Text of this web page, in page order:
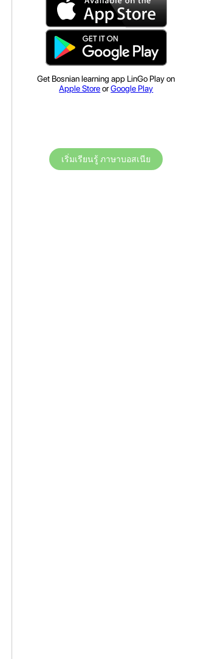
Get Bosnian learning app LinGo Play on
Apple StoreorGoogle Play
เริ่มเรียนรู้ ภาษาบอสเนีย